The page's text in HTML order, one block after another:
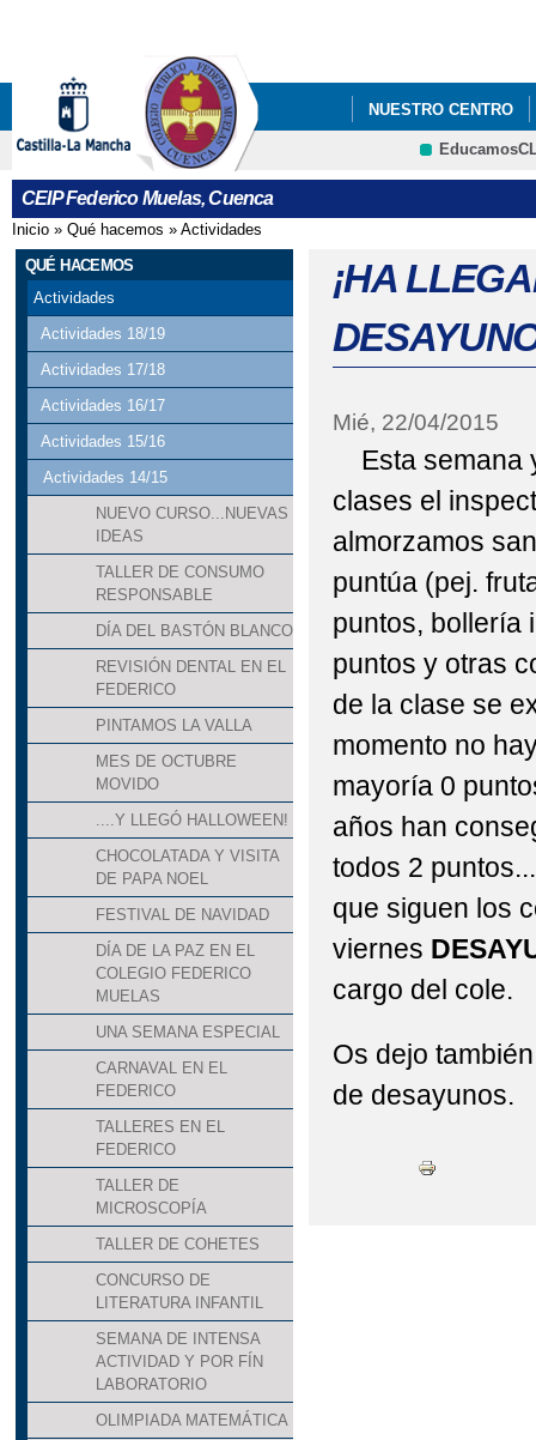
NUESTRO CENTRO
CEIP Federico Muelas, Cuenca
Se encuentra usted aquí
Inicio » Qué hacemos » Actividades
QUÉ HACEMOS
Actividades
Actividades 18/19
Actividades 17/18
Actividades 16/17
Actividades 15/16
Actividades 14/15
NUEVO CURSO...NUEVAS
IDEAS
TALLER DE CONSUMO
RESPONSABLE
DÍA DEL BASTÓN BLANCO
REVISIÓN DENTAL EN EL
FEDERICO
PINTAMOS LA VALLA
MES DE OCTUBRE
MOVIDO
....Y LLEGÓ HALLOWEEN!
CHOCOLATADA Y VISITA
DE PAPA NOEL
FESTIVAL DE NAVIDAD
DÍA DE LA PAZ EN EL
COLEGIO FEDERICO
MUELAS
UNA SEMANA ESPECIAL
CARNAVAL EN EL
FEDERICO
TALLERES EN EL
FEDERICO
TALLER DE
MICROSCOPÍA
TALLER DE COHETES
CONCURSO DE
LITERATURA INFANTIL
SEMANA DE INTENSA
ACTIVIDAD Y POR FÍN
LABORATORIO
OLIMPIADA MATEMÁTICA
¡HA
Mié, 22/04/2015
Esta semana
clases el
almorzamos
puntúa (pej.
puntos, bollería
puntos y otras
de la clase se
momento no
mayoría 0
años han
todos 2
que siguen los
viernes
cargo del cole.
Os dejo
de desayunos.